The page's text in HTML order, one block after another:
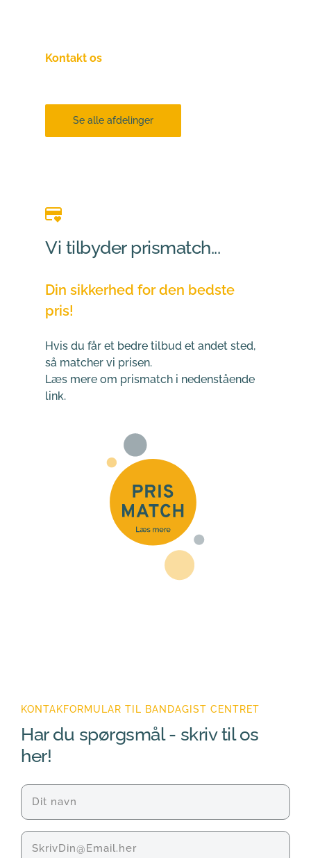
Kontakt os
Se alle afdelinger
Vi tilbyder prismatch...
Din sikkerhed for den bedste
pris!
Hvis du får et bedre tilbud et andet sted,
så matcher vi prisen.
Læs mere om prismatch i nedenstående
link.
KONTAKFORMULAR TIL BANDAGIST CENTRET
Har du spørgsmål - skriv til os
her!
Navn
E-
mail